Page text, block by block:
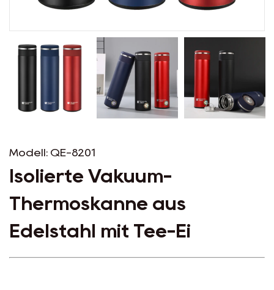
Modell: QE-8201
Isolierte Vakuum-
Thermoskanne aus
Edelstahl mit Tee-Ei